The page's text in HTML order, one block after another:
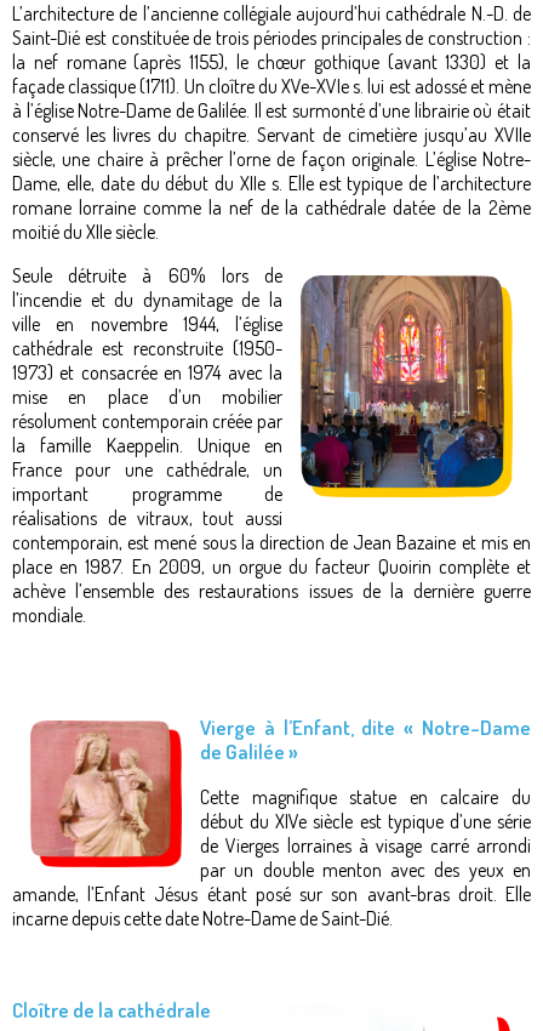
L’architecture de l’ancienne collégiale aujourd’hui cathédrale N.-D. de
Saint-Dié est constituée de trois périodes principales de construction :
la nef romane (après 1155), le chœur gothique (avant 1330) et la
façade classique (1711). Un cloître du XVe-XVIe s. lui est adossé et mène
à l’église Notre-Dame de Galilée. Il est surmonté d’une librairie où était
conservé les livres du chapitre. Servant de cimetière jusqu’au XVIIe
siècle, une chaire à prêcher l’orne de façon originale. L’église Notre-
Dame, elle, date du début du XIIe s. Elle est typique de l’architecture
romane lorraine comme la nef de la cathédrale datée de la 2ème
moitié du XIIe siècle.
Seule détruite à 60% lors de
l’incendie et du dynamitage de la
ville en novembre 1944, l’église
cathédrale est reconstruite (1950-
1973) et consacrée en 1974 avec la
mise en place d’un mobilier
résolument contemporain créée par
la famille Kaeppelin. Unique en
France pour une cathédrale, un
important programme de
réalisations de vitraux, tout aussi
contemporain, est mené sous la direction de Jean Bazaine et mis en
place en 1987. En 2009, un orgue du facteur Quoirin complète et
achève l’ensemble des restaurations issues de la dernière guerre
mondiale.
Vierge à l’Enfant, dite « Notre-Dame
de Galilée »
Cette magnifique statue en calcaire du
début du XIVe siècle est typique d’une série
de Vierges lorraines à visage carré arrondi
par un double menton avec des yeux en
amande, l’Enfant Jésus étant posé sur son avant-bras droit. Elle
incarne depuis cette date Notre-Dame de Saint-Dié.
Cloître de la cathédrale